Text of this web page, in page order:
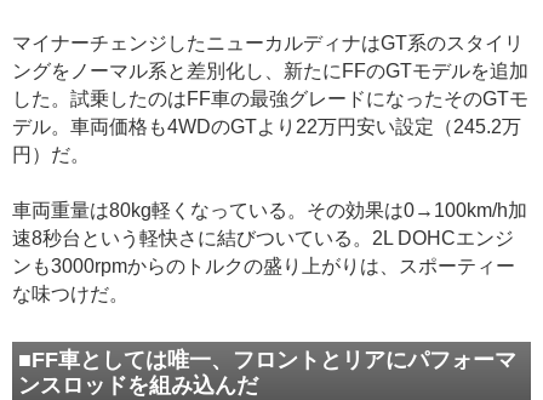
マイナーチェンジしたニューカルディナはGT系のスタイリ
ングをノーマル系と差別化し、新たにFFのGTモデルを追加
した。試乗したのはFF車の最強グレードになったそのGTモ
デル。車両価格も4WDのGTより22万円安い設定（245.2万
円）だ。
車両重量は80kg軽くなっている。その効果は0→100km/h加
速8秒台という軽快さに結びついている。2L DOHCエンジ
ンも3000rpmからのトルクの盛り上がりは、スポーティー
な味つけだ。
■FF車としては唯一、フロントとリアにパフォーマ
ンスロッドを組み込んだ